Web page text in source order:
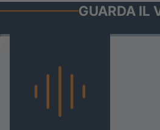
GUARDA IL